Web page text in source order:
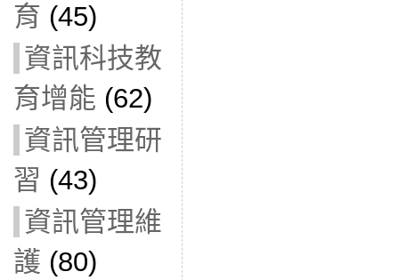
育 (45)
資訊科技教
育增能 (62)
資訊管理研
習 (43)
資訊管理維
護 (80)